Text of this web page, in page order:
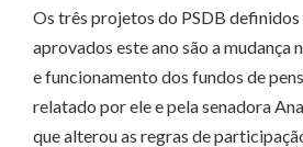
Os três projetos do PSDB definidos
aprovados este ano são a mudança
e funcionamento dos fundos de
relatado por ele e pela senadora
que alterou as regras de